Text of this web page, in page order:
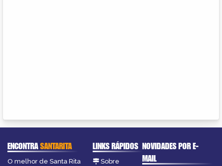
ENCONTRASANTARITA
O melhor de Santa Rita
LINKS RÁPIDOS
Sobre
NOVIDADES POR E-
MAIL